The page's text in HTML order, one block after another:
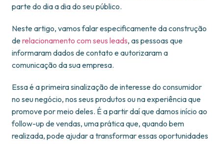
parte do dia a dia do seu público.
Neste artigo, vamos falar especificamente da construção
derelacionamento com seus leads, as pessoas que
informaram dados de contato e autorizaram a
comunicação da sua empresa.
Essa é a primeira sinalização de interesse do consumidor
no seu negócio, nos seus produtos ou na experiência que
promove por meio deles. É a partir daí que damos início ao
follow-up de vendas, uma prática que, quando bem
realizada, pode ajudar a transformar essas oportunidades